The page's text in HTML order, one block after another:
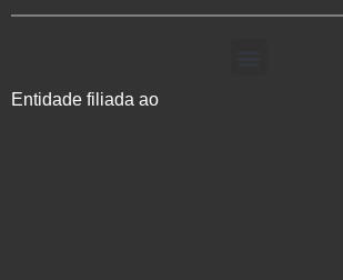
Entidade filiada ao